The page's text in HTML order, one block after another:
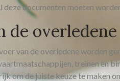
deze documenten moeten
de overledene
van de overledene worden
treinen en
om de juiste keuze te maken